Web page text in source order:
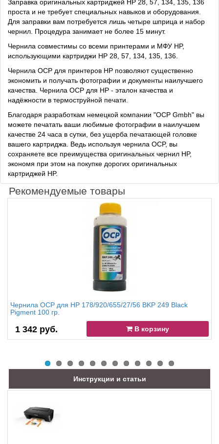
Заправка оригинальных картриджей HP 28, 57, 134, 135, 136
проста и не требует специальных навыков и оборудования.
Для заправки вам потребуется лишь четыре шприца и набор
чернил. Процедура занимает не более 15 минут.
Чернила cовместимы со всеми принтерами и МФУ HP,
использующими картриджи HP 28, 57, 134, 135, 136.
Чернила OCP для принтеров HP позволяют существенно
экономить и получать фотографии и документы наилучшего
качества. Чернила OCP для HP - эталон качества и
надёжности в термоструйной печати.
Благодаря разработкам немецкой компании "OCP Gmbh" вы
можете печатать ваши любимые фотографии в наилучшем
качестве 24 часа в сутки, без ущерба печатающей головке
вашего картриджа. Ведь используя чернила OCP, вы
сохраняете все преимущества оригинальных чернил HP,
экономя при этом на покупке дорогих оригинальных
картриджей HP.
Рекомендуемые товары
Чернила OCP для HP 178/920/655/27/56 BKP 249 Black
Pigment 100 гр.
1 342 руб. В корзину
Инструкции и статьи